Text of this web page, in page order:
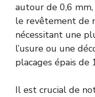
autour de 0,6
le revêtement de
nécessitant une
l’usure ou une
placages épais de
Il est crucial de